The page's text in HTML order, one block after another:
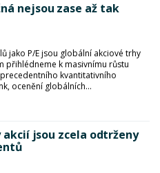
nejsou zase až tak
jako P/E jsou globální akciové trhy
přihlédneme k masivnímu růstu
kvantitativního
ocenění globálních...
akcií jsou zcela odtrženy